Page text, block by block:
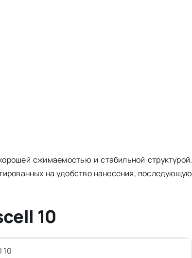
сжимаемостью и стабильной структурой.
на удобство нанесения, последующую
10
10